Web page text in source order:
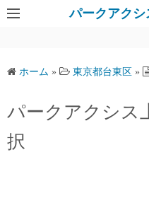
パークアク
ホーム » 東京都台東区 »
パークアクシス
択